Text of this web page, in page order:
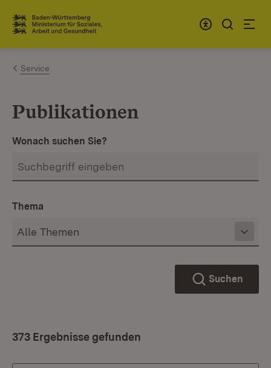
Zum Inhalt springen
Link zur Startseite
Service
Publikationen
Wonach suchen Sie?
Thema
Suchen
373 Ergebnisse gefunden